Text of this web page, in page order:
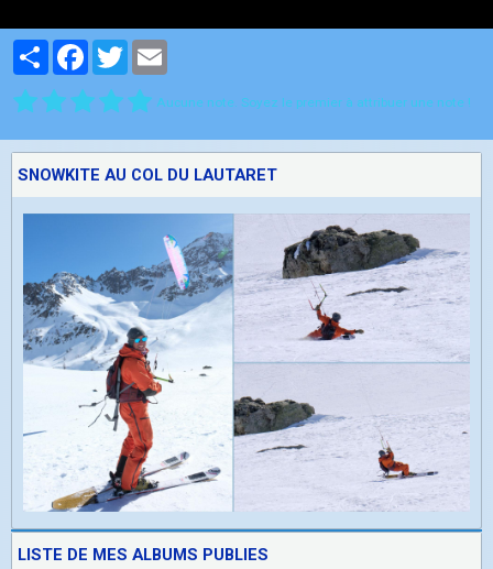
PartagerFacebook
Twitter
Aucune note. Soyez le premier à attribuer une note !
SNOWKITE AU COL DU LAUTARET
LISTE DE MES ALBUMS PUBLIES